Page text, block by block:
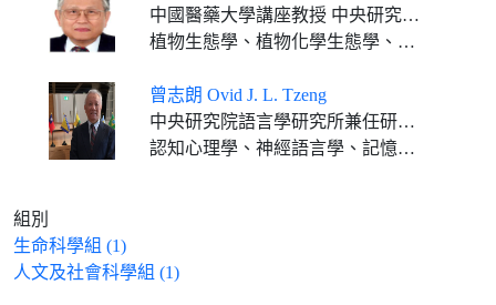
中國醫藥大學講座教授 中央研究院通信研究員 臺灣大學特聘講座 中山大學講座教授 中興大學講座教授 成功大學客座特聘講座 屏東科技大學終身講座教授
植物生態學、植物化學生態學、分子生態學
曾志朗 Ovid J. L. Tzeng
中央研究院語言學研究所兼任研究員
認知心理學、神經語言學、記憶、閱讀歷程及注意
組別
生命科學組 (1)
人文及社會科學組 (1)